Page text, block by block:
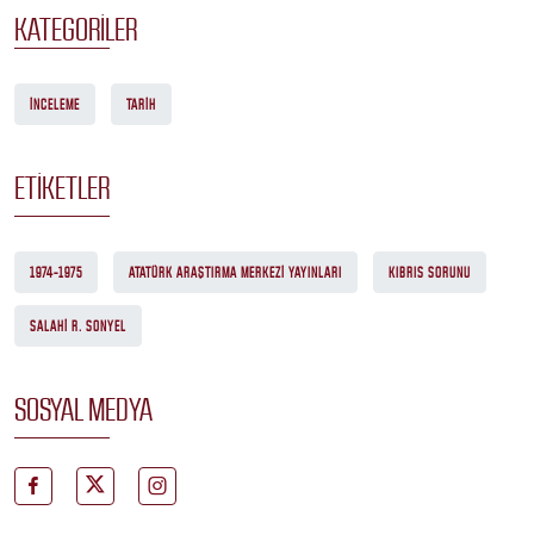
KATEGORILER
İNCELEME TARIH
ETIKETLER
1974-1975 ATATÜRK ARAŞTIRMA MERKEZI YAYINLARI KIBRIS SORUNU
SALAHI R. SONYEL
SOSYAL MEDYA